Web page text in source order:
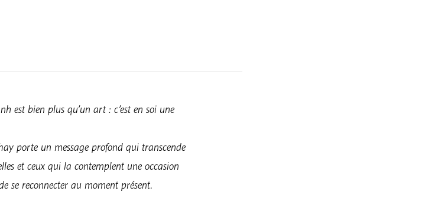
Hanh's
est bien plus qu’un art : c’est en soi une
porte un message profond qui transcende
et ceux qui la contemplent une occasion
se reconnecter au moment présent.